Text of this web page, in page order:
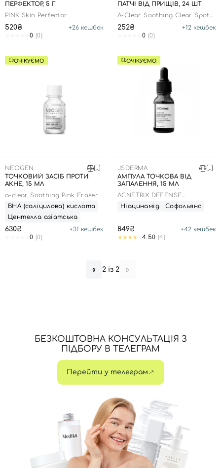
ПЕРФЕКТОР, 5 Г
PINK Skin Perfector
520₴ +26 кешбек
0 (0)
ПАТЧІ ВІД ПРИЩІВ, 24 ШТ
A-Clear Soothing Clear Spot
252₴ +12 кешбек
0 (0)
ОЧІКУЄМО
NEOGEN
ТОЧКОВИЙ ЗАСІБ ПРОТИ
АКНЕ, 15 МЛ
a-clear Soothing Pink Eraser
ВНА (саліцилова) кислота
Центелла азіатська
630₴ +31 кешбек
0 (0)
ОЧІКУЄМО
JSDERMA
АМПУЛА ТОЧКОВА ВІД
ЗАПАЛЕННЯ, 15 МЛ
ACNETRIX DEFENSE
AMPOULE
Ніацинамід Софольянс
849₴ +42 кешбек
4.50 (4)
« 2 із 2 »
БЕЗКОШТОВНА КОНСУЛЬТАЦІЯ З
ПІДБОРУ В ТЕЛЕГРАМ
Перейти у телеграм